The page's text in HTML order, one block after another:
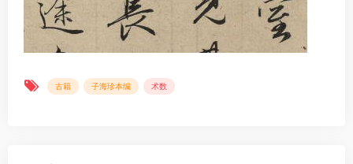
古籍 子海珍本编 术数